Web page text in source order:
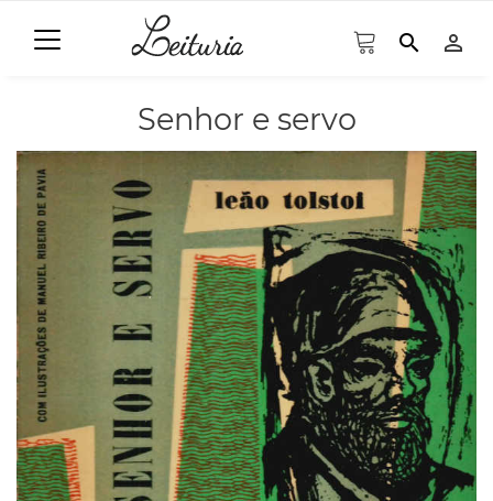
search person_outline
Senhor e servo